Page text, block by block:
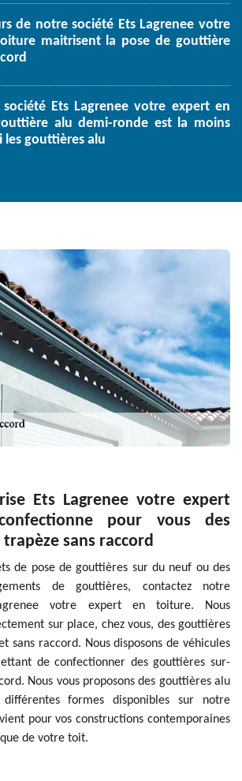
de notre société Ets Lagrenee votre
maitrisent la pose de gouttière
Ets Lagrenee votre expert en
alu demi-ronde est la moins
les gouttières alu
Ets Lagrenee votre expert
pour vous des
sans raccord
de pose de gouttières sur du neuf ou des
de gouttières, contactez notre
votre expert en toiture. Nous
sur place, chez vous, des gouttières
sans raccord. Nous disposons de véhicules
de confectionner des gouttières sur-
Nous vous proposons des gouttières alu
formes disponibles sur notre
pour vos constructions contemporaines
de votre toit.